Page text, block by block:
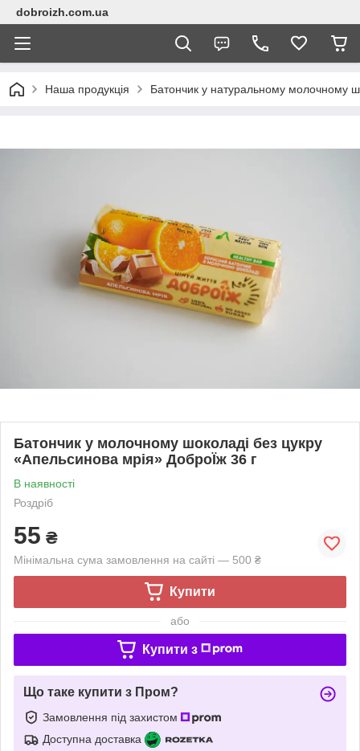
dobroizh.com.ua
Наша продукція Батончик у натуральному молочному
Батончик у молочному шоколаді без цукру
«Апельсинова мрія» ДоброЇж 36 г
В наявності
Роздріб
55 ₴
Мінімальна сума замовлення на сайті — 500 ₴
Купити
або
Купити з
Що таке купити з Пром?
Замовлення під захистом
Доступна доставка